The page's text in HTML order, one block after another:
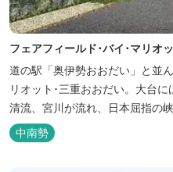
フェアフィールド･バイ･マリオ
道の駅「奥伊勢おおだい」と並
リオット･三重おおだい。大台
清流、宮川が流れ、日本屈指の
登山初心者から楽しめる総門山
す。 日本の滝百選に選ばれてい
中南勢